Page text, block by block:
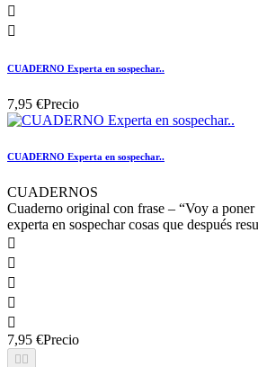


CUADERNO Experta en sospechar..
7,95 €Precio
CUADERNO Experta en sospechar..
CUADERNOS
Cuaderno original con frase – “Voy a
experta en sospechar cosas que después





7,95 €Precio
